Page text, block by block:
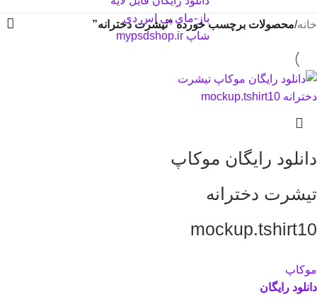
خانه/محصولات برچسب خورده “تیشرت دخترانه”
دانلود رایگان موکاپ
تیشرت دخترانه
mockup.tshirt10
موکاپ
دانلود رایگان